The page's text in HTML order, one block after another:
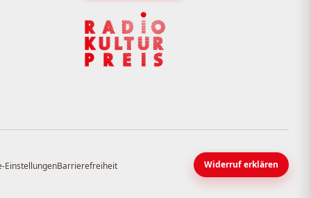
EinstellungenBarrierefreiheit Widerruf erklären